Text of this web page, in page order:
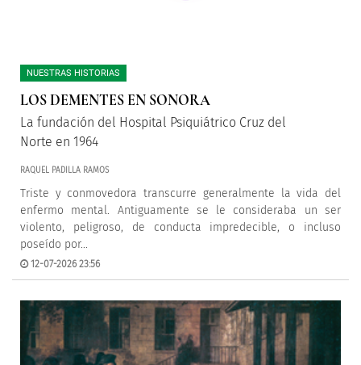
NUESTRAS HISTORIAS
LOS DEMENTES EN SONORA
La fundación del Hospital Psiquiátrico Cruz del
Norte en 1964
RAQUEL PADILLA RAMOS
Triste y conmovedora transcurre generalmente la vida del
enfermo mental. Antiguamente se le consideraba un ser
violento, peligroso, de conducta impredecible, o incluso
poseído por...
12-07-2026 23:56